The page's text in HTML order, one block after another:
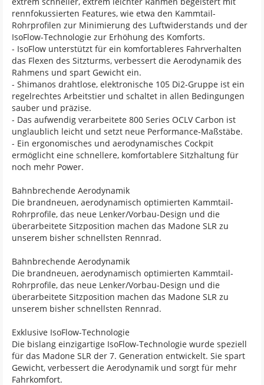
rennfokussierten Features, wie etwa den Kammtail-
Rohrprofilen zur Minimierung des Luftwiderstands und der
IsoFlow-Technologie zur Erhöhung des Komforts.
- IsoFlow unterstützt für ein komfortableres Fahrverhalten
das Flexen des Sitzturms, verbessert die Aerodynamik des
Rahmens und spart Gewicht ein.
- Shimanos drahtlose, elektronische 105 Di2-Gruppe ist ein
regelrechtes Arbeitstier und schaltet in allen Bedingungen
sauber und präzise.
- Das aufwendig verarbeitete 800 Series OCLV Carbon ist
unglaublich leicht und setzt neue Performance-Maßstäbe.
- Ein ergonomisches und aerodynamisches Cockpit
ermöglicht eine schnellere, komfortablere Sitzhaltung für
noch mehr Power.
Bahnbrechende Aerodynamik
Die brandneuen, aerodynamisch optimierten Kammtail-
Rohrprofile, das neue Lenker/Vorbau-Design und die
überarbeitete Sitzposition machen das Madone SLR zu
unserem bisher schnellsten Rennrad.
Bahnbrechende Aerodynamik
Die brandneuen, aerodynamisch optimierten Kammtail-
Rohrprofile, das neue Lenker/Vorbau-Design und die
überarbeitete Sitzposition machen das Madone SLR zu
unserem bisher schnellsten Rennrad.
Exklusive IsoFlow-Technologie
Die bislang einzigartige IsoFlow-Technologie wurde speziell
für das Madone SLR der 7. Generation entwickelt. Sie spart
Gewicht, verbessert die Aerodynamik und sorgt für mehr
Fahrkomfort.